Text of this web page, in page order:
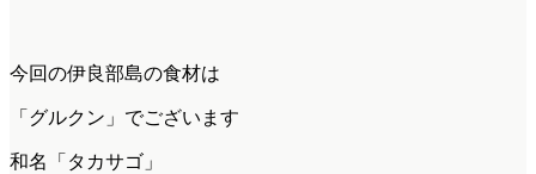
今回の伊良部島の食材は
「グルクン」でございます
和名「タカサゴ」